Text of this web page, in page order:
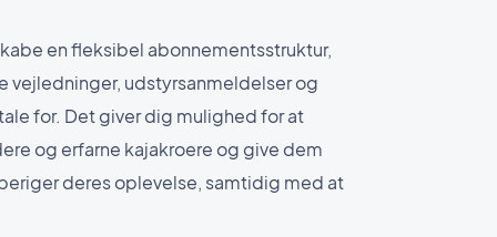
en fleksibel abonnementsstruktur,
vejledninger, udstyrsanmeldelser og
for. Det giver dig mulighed for at
og erfarne kajakroere og give dem
deres oplevelse, samtidig med at